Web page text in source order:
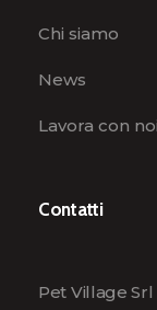
Chi siamo
News
Lavora con noi
Contatti
Pet Village Srl